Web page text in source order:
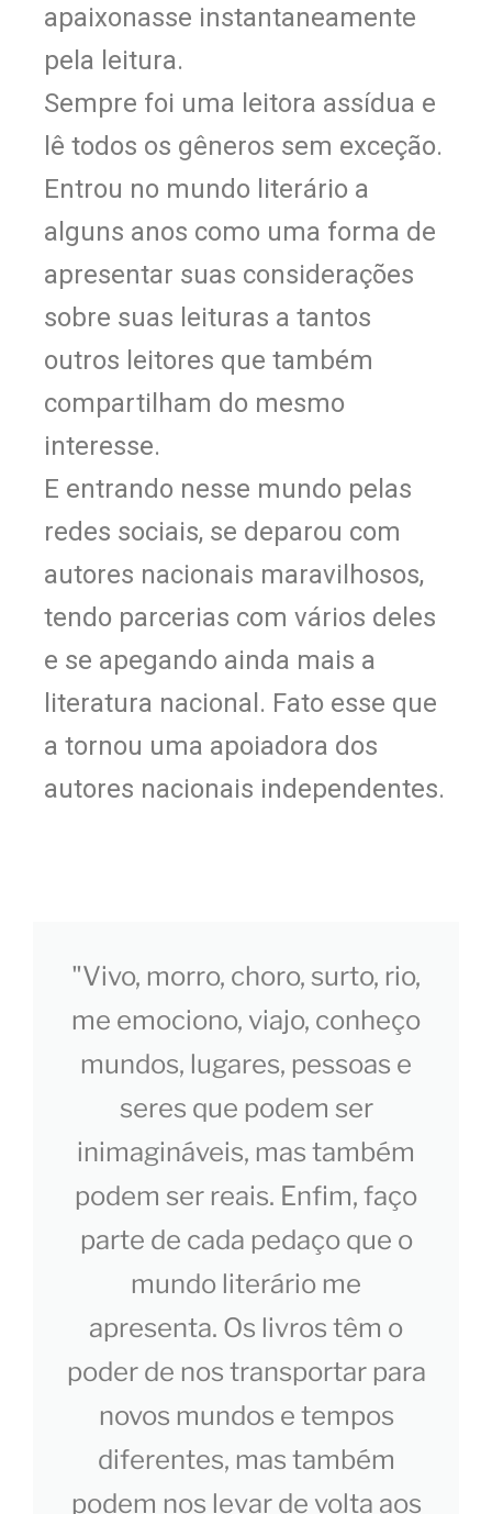
apaixonasse instantaneamente
pela leitura.
Sempre foi uma leitora assídua e
lê todos os gêneros sem exceção.
Entrou no mundo literário a
alguns anos como uma forma de
apresentar suas considerações
sobre suas leituras a tantos
outros leitores que também
compartilham do mesmo
interesse.
E entrando nesse mundo pelas
redes sociais, se deparou com
autores nacionais maravilhosos,
tendo parcerias com vários deles
e se apegando ainda mais a
literatura nacional. Fato esse que
a tornou uma apoiadora dos
autores nacionais independentes.
"Vivo, morro, choro, surto, rio,
me emociono, viajo, conheço
mundos, lugares, pessoas e
seres que podem ser
inimagináveis, mas também
podem ser reais. Enfim, faço
parte de cada pedaço que o
mundo literário me
apresenta. Os livros têm o
poder de nos transportar para
novos mundos e tempos
diferentes, mas também
podem nos levar de volta aos